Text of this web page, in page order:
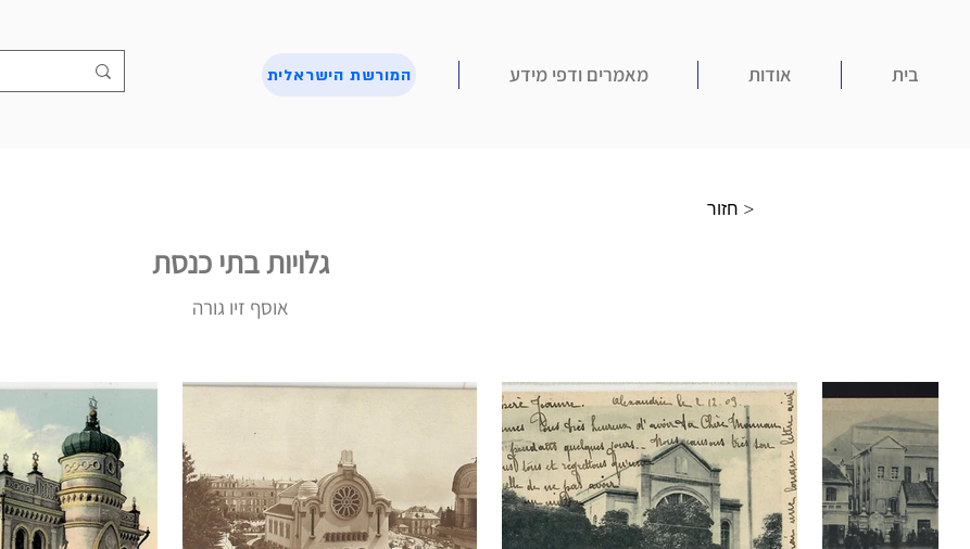
המורשת הישראלית בית אודות מאמרים ודפי מידע
חזור >
גלויות בתי כנסת
אוסף זיו גורה